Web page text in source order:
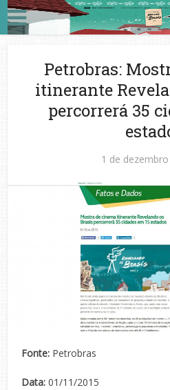
Petrobras:
itinerante
percorrerá 35
1 de
Fonte: Petrobras
Data:01/11/2015